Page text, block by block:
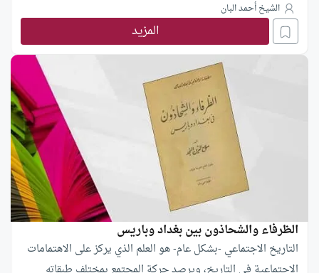
الشيخ أحمد البان
المزيد
الظرفاء والشحاذون بين بغداد وباريس
التاريخ الاجتماعي -بشكل عام- هو العلم الذي يركز على الاهتمامات